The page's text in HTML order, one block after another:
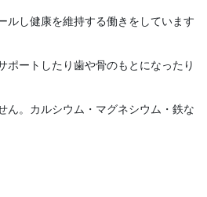
ルし健康を維持する働きをしています
ポートしたり歯や骨のもとになったり
ん。カルシウム・マグネシウム・鉄な